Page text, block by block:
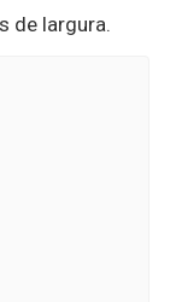
de largura.